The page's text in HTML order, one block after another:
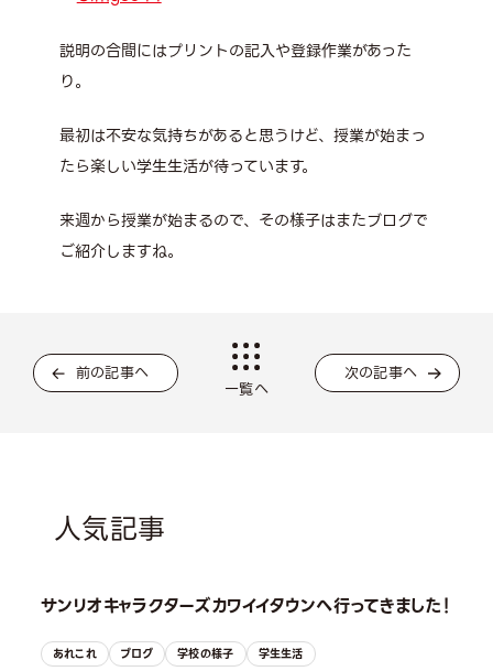
説明の合間にはプリントの記入や登録作業があった
り。
最初は不安な気持ちがあると思うけど、授業が始まっ
たら楽しい学生生活が待っています。
来週から授業が始まるので、その様子はまたブログで
ご紹介しますね。
前の記事へ
一覧へ
次の記事へ
人気記事
サンリオキャラクターズカワイイタウンへ行ってきました！
あれこれ ブログ 学校の様子 学生生活